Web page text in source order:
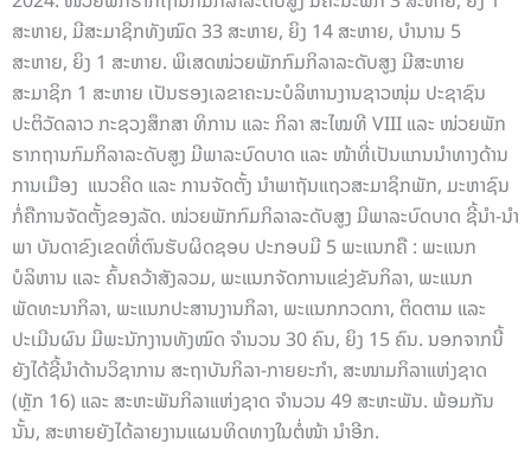
ສະຫາຍ, ມີສະມາຊິກທັງໝົດ 33 ສະຫາຍ, ຍິງ 14 ສະຫາຍ, ບໍານານ 5
ສະຫາຍ, ຍິງ 1 ສະຫາຍ. ພິເສດໜ່ວຍພັກກົມກິລາລະດັບສູງ ມີສະຫາຍ
ສະມາຊິກ 1 ສະຫາຍ ເປັນຮອງເລຂາຄະນະບໍລິຫານງານຊາວໜຸ່ມ ປະຊາຊົນ
ປະຕິວັດລາວ ກະຊວງສຶກສາ ທິການ ແລະ ກິລາ ສະໄໝທີ VIII ແລະ ໜ່ວຍພັກ
ຮາກຖານກົມກິລາລະດັບສູງ ມີພາລະບົດບາດ ແລະ ໜ້າທີ່ເປັນແກນນໍາທາງດ້ານ
ການເມືອງ ແນວຄິດ ແລະ ການຈັດຕັ້ງ ນໍາພາຖັນແຖວສະມາຊິກພັກ, ມະຫາຊົນ
ກໍ່ຄືການຈັດຕັ້ງຂອງລັດ. ໜ່ວຍພັກກົມກິລາລະດັບສູງ ມີພາລະບົດບາດ ຊີ້ນໍາ-ນໍາ
ພາ ບັນດາຂົງເຂດທີ່ຕົນຮັບຜິດຊອບ ປະກອບມີ 5 ພະແນກຄື : ພະແນກ
ບໍລິຫານ ແລະ ຄົ້ນຄວ້າສັງລວມ, ພະແນກຈັດການແຂ່ງຂັນກິລາ, ພະແນກ
ພັດທະນາກິລາ, ພະແນກປະສານງານກິລາ, ພະແນກກວດກາ, ຕິດຕາມ ແລະ
ປະເມີນຜົນ ມີພະນັກງານທັງໝົດ ຈໍານວນ 30 ຄົນ, ຍິງ 15 ຄົນ. ນອກຈາກນີ້
ຍັງໄດ້ຊີ້ນໍາດ້ານວິຊາການ ສະຖາບັນກິລາ-ກາຍຍະກໍາ, ສະໜາມກິລາແຫ່ງຊາດ
(ຫຼັກ 16) ແລະ ສະຫະພັນກິລາແຫ່ງຊາດ ຈໍານວນ 49 ສະຫະພັນ. ພ້ອມກັນ
ນັ້ນ, ສະຫາຍຍັງໄດ້ລາຍງານແຜນທິດທາງໃນຕໍ່ໜ້າ ນຳອີກ.